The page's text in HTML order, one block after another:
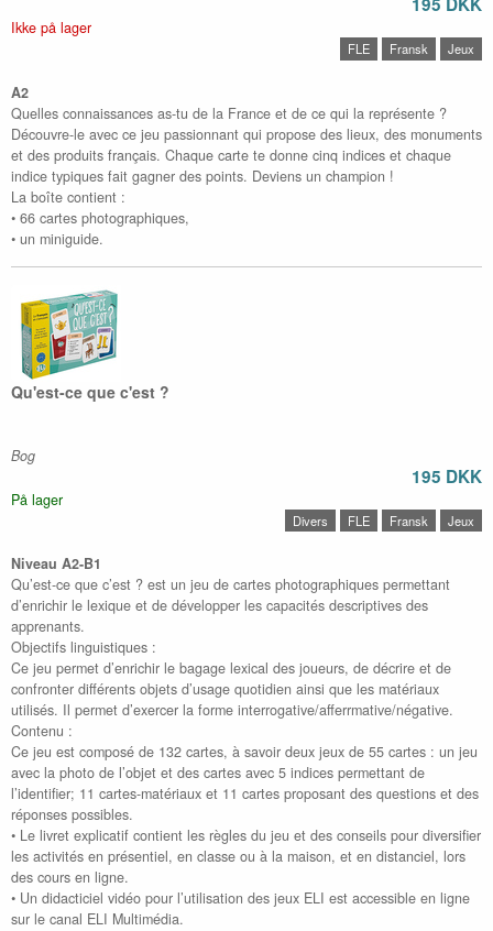
Ikke på lager
FLE Fransk Jeux
A2
Quelles connaissances as-tu de la France et de ce qui la représente ?
Découvre-le avec ce jeu passionnant qui propose des lieux, des monuments
et des produits français. Chaque carte te donne cinq indices et chaque
indice typiques fait gagner des points. Deviens un champion !
La boîte contient :
• 66 cartes photographiques,
• un miniguide.
Qu'est-ce que c'est ?
Bog
195 DKK
På lager
Divers FLE Fransk Jeux
Niveau A2-B1
Qu’est-ce que c’est ? est un jeu de cartes photographiques permettant
d’enrichir le lexique et de développer les capacités descriptives des
apprenants.
Objectifs linguistiques :
Ce jeu permet d’enrichir le bagage lexical des joueurs, de décrire et de
confronter différents objets d’usage quotidien ainsi que les matériaux
utilisés. Il permet d’exercer la forme interrogative/afferrmative/négative.
Contenu :
Ce jeu est composé de 132 cartes, à savoir deux jeux de 55 cartes : un jeu
avec la photo de l’objet et des cartes avec 5 indices permettant de
l’identifier; 11 cartes-matériaux et 11 cartes proposant des questions et des
réponses possibles.
• Le livret explicatif contient les règles du jeu et des conseils pour diversifier
les activités en présentiel, en classe ou à la maison, et en distanciel, lors
des cours en ligne.
• Un didacticiel vidéo pour l’utilisation des jeux ELI est accessible en ligne
sur le canal ELI Multimédia.